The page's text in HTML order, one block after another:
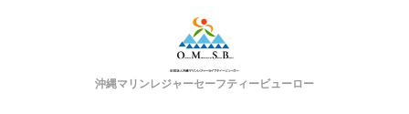
沖縄マリンレジャーセーフティービューロー